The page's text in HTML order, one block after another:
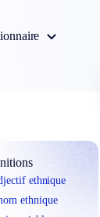
ethnique
ethnique